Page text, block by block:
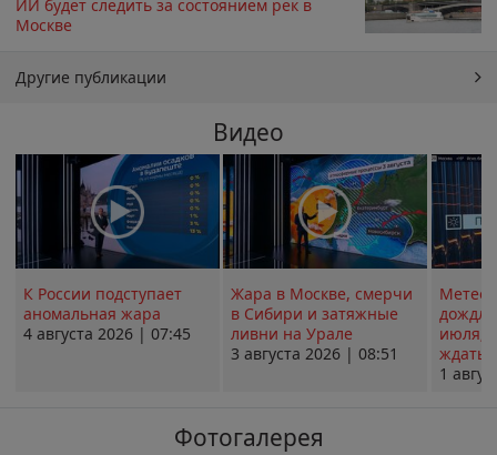
ИИ будет следить за состоянием рек в
Москве
Другие публикации
Видео
К России подступает
аномальная жара
4 августа 2026 | 07:45
Жара в Москве, смерчи
в Сибири и затяжные
ливни на Урале
3 августа 2026 | 08:51
июля;
ждать
1
Фотогалерея